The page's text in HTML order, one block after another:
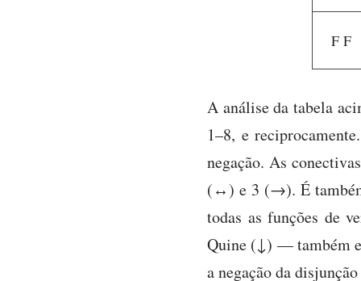
F F
A análise da tabela
1–8, e
negação. As
(↔) e 3 (→). É
todas as funções de
Quine (↓) — também
a negação da